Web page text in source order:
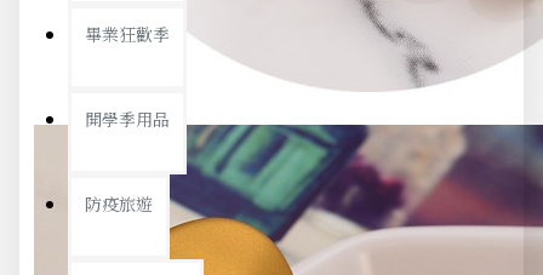
畢業狂歡季
開學季用品
防疫旅遊